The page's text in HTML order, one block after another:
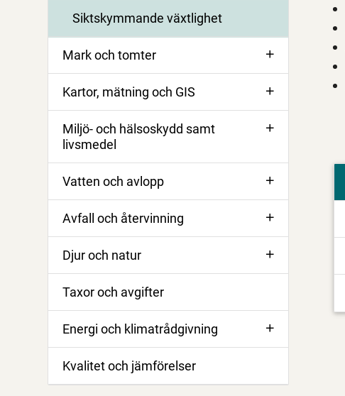
Siktskymmande växtlighet
Mark och tomter
Kartor, mätning och GIS
Miljö- och hälsoskydd samt
livsmedel
Vatten och avlopp
Avfall och återvinning
Djur och natur
Taxor och avgifter
Energi och klimatrådgivning
Kvalitet och jämförelser